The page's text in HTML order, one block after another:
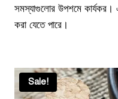
সমস্যাগুলোর উপশমে কার্যকর।
করা যেতে পারে।
Sale!